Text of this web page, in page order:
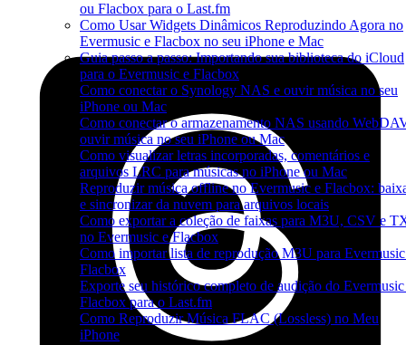
ou Flacbox para o Last.fm
Como Usar Widgets Dinâmicos Reproduzindo Agora no
Evermusic e Flacbox no seu iPhone e Mac
Guia passo a passo: Importando sua biblioteca do iCloud
para o Evermusic e Flacbox
Como conectar o Synology NAS e ouvir música no seu
iPhone ou Mac
Como conectar o armazenamento NAS usando
ouvir música no seu iPhone ou Mac
Como visualizar letras incorporadas, comentários e
arquivos LRC para músicas no iPhone ou Mac
Reproduzir música offline no Evermusic e Flacbox:
e sincronizar da nuvem para arquivos locais
Como exportar a coleção de faixas para M3U, CSV e
no Evermusic e Flacbox
Como importar lista de reprodução M3U para
Flacbox
Exporte seu histórico completo de audição do Evermusic
Flacbox para o Last.fm
Como Reproduzir Música FLAC (Lossless) no Meu
iPhone